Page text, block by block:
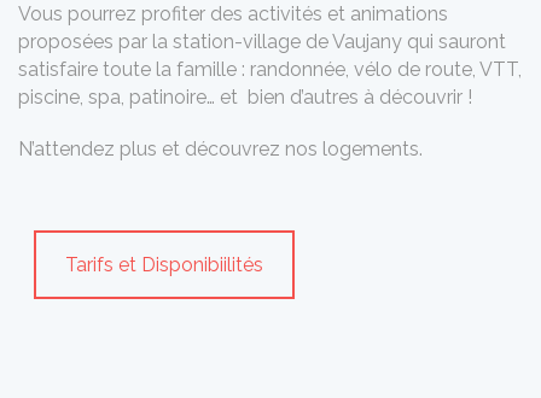
Vous pourrez profiter des activités et animations
proposées par la station-village de Vaujany qui sauront
satisfaire toute la famille : randonnée, vélo de route, VTT,
piscine, spa, patinoire… et bien d’autres à découvrir !
N’attendez plus et découvrez nos logements.
Tarifs et Disponibiilités